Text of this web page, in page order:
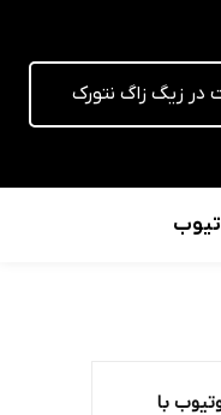
زیگ زاگ نتورک
با